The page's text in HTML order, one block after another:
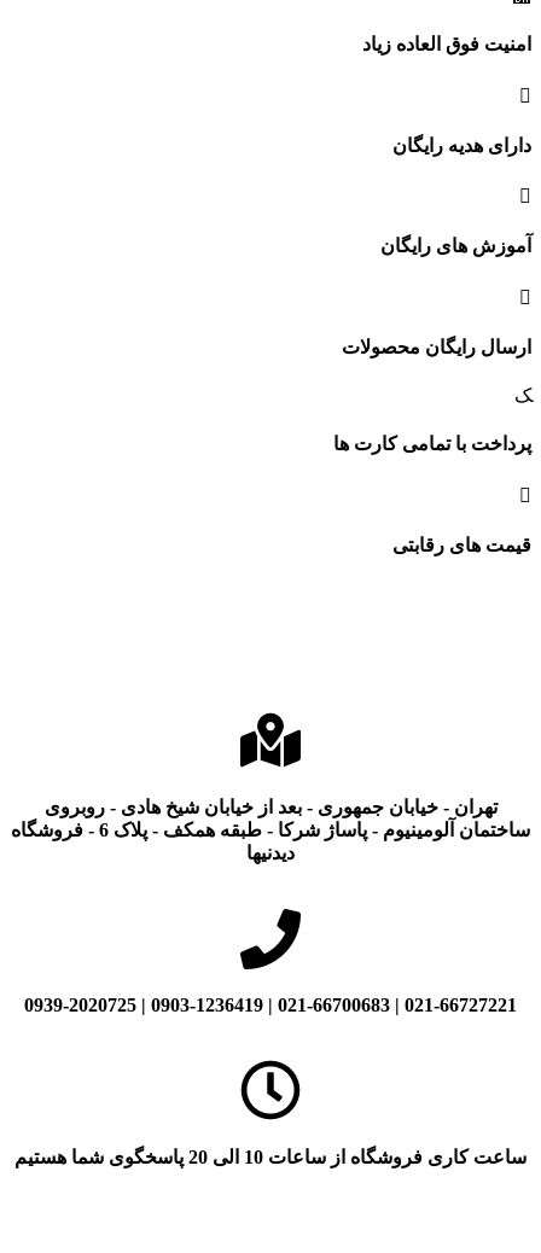
امنیت فوق العاده زیاد
دارای هدیه رایگان
آموزش های رایگان
ارسال رایگان محصولات
پرداخت با تمامی کارت ها
قیمت های رقابتی
تهران - خیابان جمهوری - بعد از خیابان شیخ هادی - روبروی
ساختمان آلومینیوم - پاساژ شرکا - طبقه همکف - پلاک 6 - فروشگاه
دیدنیها
021-66727221 | 021-66700683 | 0903-1236419 | 0939-2020725
ساعت کاری فروشگاه از ساعات 10 الی 20 پاسخگوی شما هستیم